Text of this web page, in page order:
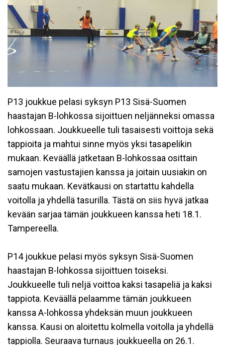
P13 joukkue pelasi syksyn P13 Sisä-Suomen
haastajan B-lohkossa sijoittuen neljänneksi omassa
lohkossaan. Joukkueelle tuli tasaisesti voittoja sekä
tappioita ja mahtui sinne myös yksi tasapelikin
mukaan. Keväällä jatketaan B-lohkossaa osittain
samojen vastustajien kanssa ja joitain uusiakin on
saatu mukaan. Kevätkausi on startattu kahdella
voitolla ja yhdellä tasurilla. Tästä on siis hyvä jatkaa
kevään sarjaa tämän joukkueen kanssa heti 18.1.
Tampereella.
P14 joukkue pelasi myös syksyn Sisä-Suomen
haastajan B-lohkossa sijoittuen toiseksi.
Joukkueelle tuli neljä voittoa kaksi tasapeliä ja kaksi
tappiota. Keväällä pelaamme tämän joukkueen
kanssa A-lohkossa yhdeksän muun joukkueen
kanssa. Kausi on aloitettu kolmella voitolla ja yhdellä
tappiolla. Seuraava turnaus joukkueella on 26.1.